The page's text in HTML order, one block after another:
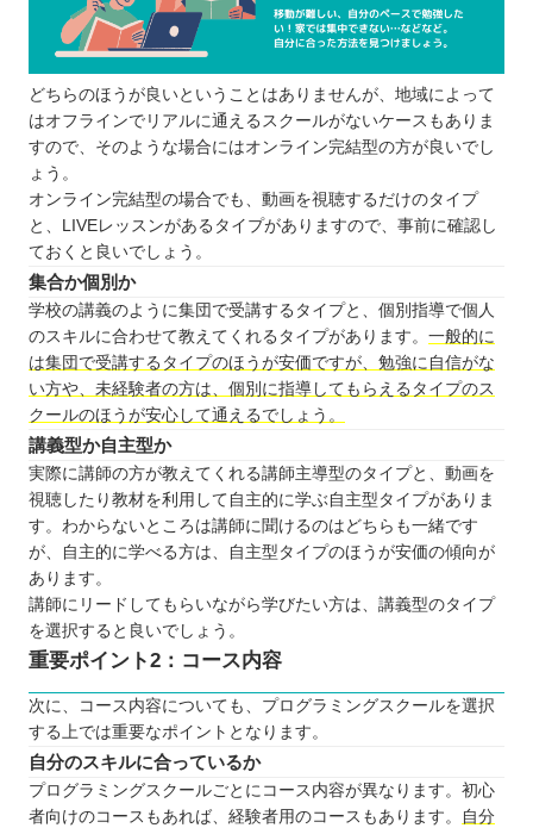
どちらのほうが良いということはありませんが、地域によって
はオフラインでリアルに通えるスクールがないケースもありま
すので、そのような場合にはオンライン完結型の方が良いでし
ょう。
オンライン完結型の場合でも、動画を視聴するだけのタイプ
と、LIVEレッスンがあるタイプがありますので、事前に確認し
ておくと良いでしょう。
集合か個別か
学校の講義のように集団で受講するタイプと、個別指導で個人
のスキルに合わせて教えてくれるタイプがあります。 一般的に
は集団で受講するタイプのほうが安価ですが、勉強に自信がな
い方や、未経験者の方は、個別に指導してもらえるタイプのス
クールのほうが安心して通えるでしょう。
講義型か自主型か
実際に講師の方が教えてくれる講師主導型のタイプと、動画を
視聴したり教材を利用して自主的に学ぶ自主型タイプがありま
す。わからないところは講師に聞けるのはどちらも一緒です
が、自主的に学べる方は、自主型タイプのほうが安価の傾向が
あります。
講師にリードしてもらいながら学びたい方は、講義型のタイプ
を選択すると良いでしょう。
重要ポイント2：コース内容
次に、コース内容についても、プログラミングスクールを選択
する上では重要なポイントとなります。
自分のスキルに合っているか
プログラミングスクールごとにコース内容が異なります。初心
者向けのコースもあれば、経験者用のコースもあります。
自分